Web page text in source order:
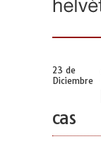
23 de
Diciembre
cas